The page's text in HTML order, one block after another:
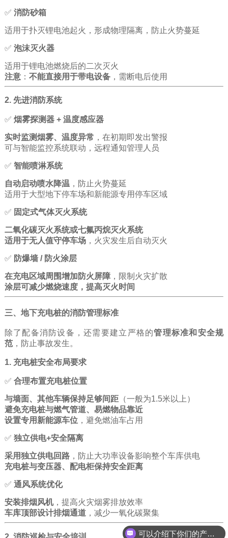
✅ 消防砂箱
适用于扑灭锂电池起火，形成物理隔离，防止火势蔓延
✅ 泡沫灭火器
适用于锂电池燃烧后的二次灭火
注意： 不能直接用于带电设备，需断电后使用
2. 先进消防系统
✅ 烟雾探测器 + 温度感应器
实时监测烟雾、温度异常 ，在初期即发出警报
可与智能监控系统联动，远程通知管理人员
✅ 智能喷淋系统
自动启动喷水降温 ，防止火势蔓延
适用于大型地下停车场和新能源专用停车区域
✅ 固定式气体灭火系统
二氧化碳灭火系统或七氟丙烷灭火系统
适用于无人值守停车场，火灾发生后自动灭火
✅ 防爆墙 / 防火涂层
在充电区域周围增加防火屏障，限制火灾扩散
涂层可减少燃烧速度，提高灭火时间
三、地下充电桩的消防管理标准
除了配备消防设备，还需要建立严格的管理标准和安全规
范，防止事故发生。
1. 充电桩安全布局要求
✅ 合理布置充电桩位置
与墙面、其他车辆保持足够间距（一般为1.5米以上）
避免充电桩与燃气管道、易燃物品靠近
设置专用新能源车位，避免燃油车占用
✅ 独立供电+安全隔离
采用独立供电回路，防止大功率设备影响整个车库供电
充电桩与变压器、配电柜保持安全距离
✅ 通风系统优化
安装排烟风机，提高火灾烟雾排放效率
车库顶部设计排烟通道，减少一氧化碳聚集
可以介绍下你们的产品么